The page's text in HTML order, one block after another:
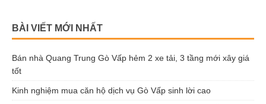
BÀI VIẾT MỚI NHẤT
Bán nhà Quang Trung Gò Vấp hẻm 2 xe tải, 3 tầng mới xây giá
tốt
Kinh nghiệm mua căn hộ dịch vụ Gò Vấp sinh lời cao